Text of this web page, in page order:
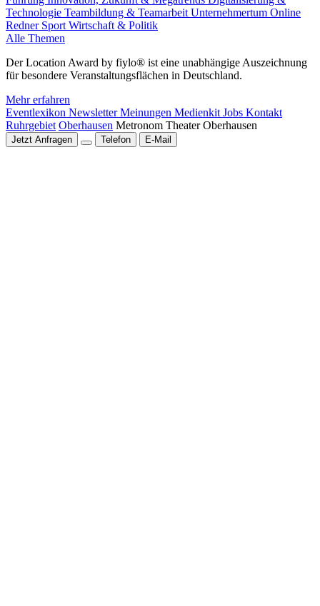
Technologie Teambildung & Teamarbeit Unternehmertum Online
Redner Sport Wirtschaft & Politik
Alle Themen
Der Location Award by fiylo® ist eine unabhängige Auszeichnung
für besondere Veranstaltungsflächen in Deutschland.
Mehr erfahren
Eventlexikon NewsletterMeinungen Medienkit Jobs Kontakt
Ruhrgebiet Oberhausen Metronom Theater Oberhausen
Jetzt Anfragen Telefon E-Mail